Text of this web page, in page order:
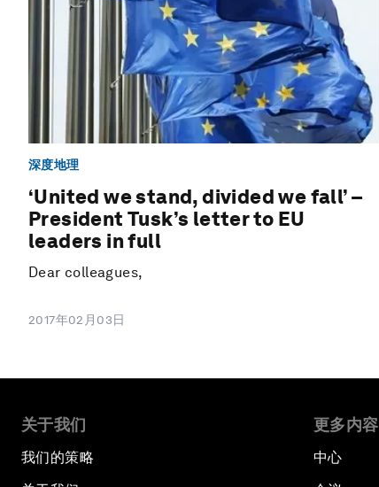
深度地理
‘United we stand, divided we fall’ –
President Tusk’s letter to EU
leaders in full
Dear colleagues,
2017年02月03日
关于我们
我们的策略
更多内容
中心